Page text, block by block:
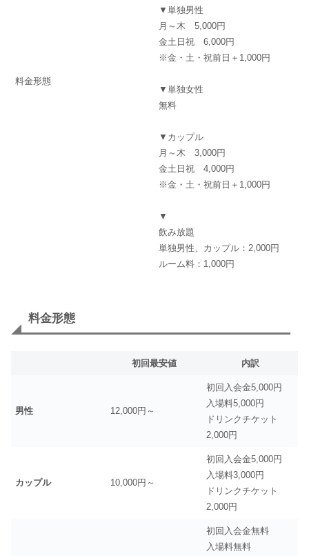
料金形態
▼単独男性
月～木 5,000円
金土日祝 6,000円
※金・土・祝前日＋1,000円
▼単独女性
無料
▼カップル
月～木 3,000円
金土日祝 4,000円
※金・土・祝前日＋1,000円
▼
飲み放題
単独男性、カップル：2,000円
ルーム料：1,000円
料金形態
初回最安値 内訳
男性 12,000円～
初回入会金5,000円
入場料5,000円
ドリンクチケット
2,000円
カップル 10,000円～
初回入会金5,000円
入場料3,000円
ドリンクチケット
2,000円
初回入会金無料
入場料無料